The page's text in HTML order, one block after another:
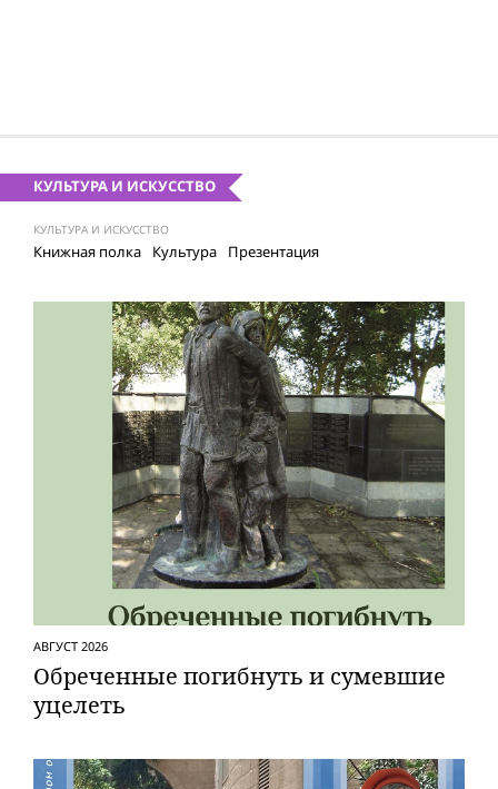
КУЛЬТУРА И ИСКУССТВО
КУЛЬТУРА И ИСКУССТВО
Книжная полка Культура Презентация
АВГУСТ 2026
Обреченные погибнуть и сумевшие
уцелеть